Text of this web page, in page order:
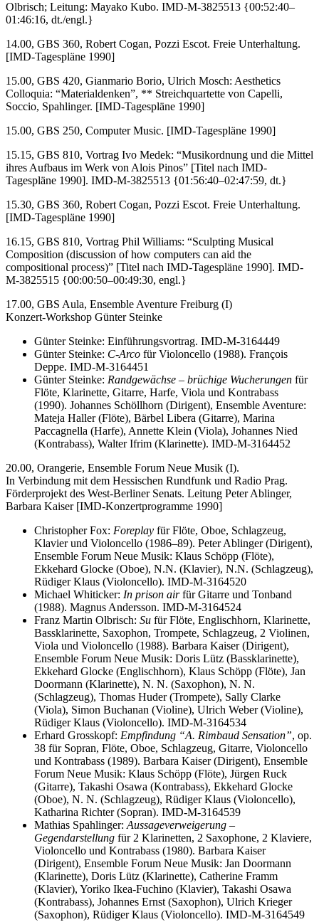
Olbrisch; Leitung: Mayako Kubo. IMD-M-3825513 {00:52:40–
01:46:16, dt./engl.}
14.00, GBS 360, Robert Cogan, Pozzi Escot. Freie Unterhaltung.
[IMD-Tagespläne 1990]
15.00, GBS 420, Gianmario Borio, Ulrich Mosch: Aesthetics
Colloquia: “Materialdenken”, ** Streichquartette von Capelli,
Soccio, Spahlinger. [IMD-Tagespläne 1990]
15.00, GBS 250, Computer Music. [IMD-Tagespläne 1990]
15.15, GBS 810, Vortrag Ivo Medek: “Musikordnung und die Mittel
ihres Aufbaus im Werk von Alois Pinos” [Titel nach IMD-
Tagespläne 1990]. IMD-M-3825513 {01:56:40–02:47:59, dt.}
15.30, GBS 360, Robert Cogan, Pozzi Escot. Freie Unterhaltung.
[IMD-Tagespläne 1990]
16.15, GBS 810, Vortrag Phil Williams: “Sculpting Musical
Composition (discussion of how computers can aid the
compositional process)” [Titel nach IMD-Tagespläne 1990]. IMD-
M-3825515 {00:00:50–00:49:30, engl.}
17.00, GBS Aula, Ensemble Aventure Freiburg (I)
Konzert-Workshop Günter Steinke
Günter Steinke: Einführungsvortrag. IMD-M-3164449
Günter Steinke: C-Arco für Violoncello (1988). François
Deppe. IMD-M-3164451
Günter Steinke: Randgewächse – brüchige Wucherungen für
Flöte, Klarinette, Gitarre, Harfe, Viola und Kontrabass
(1990). Johannes Schöllhorn (Dirigent), Ensemble Aventure:
Mateja Haller (Flöte), Bärbel Libera (Gitarre), Marina
Paccagnella (Harfe), Annette Klein (Viola), Johannes Nied
(Kontrabass), Walter Ifrim (Klarinette). IMD-M-3164452
20.00, Orangerie, Ensemble Forum Neue Musik (I).
In Verbindung mit dem Hessischen Rundfunk und Radio Prag.
Förderprojekt des West-Berliner Senats. Leitung Peter Ablinger,
Barbara Kaiser [IMD-Konzertprogramme 1990]
Christopher Fox: Foreplay für Flöte, Oboe, Schlagzeug,
Klavier und Violoncello (1986–89). Peter Ablinger (Dirigent),
Ensemble Forum Neue Musik: Klaus Schöpp (Flöte),
Ekkehard Glocke (Oboe), N.N. (Klavier), N.N. (Schlagzeug),
Rüdiger Klaus (Violoncello). IMD-M-3164520
Michael Whiticker: In prison airfür Gitarre und Tonband
(1988). Magnus Andersson. IMD-M-3164524
Franz Martin Olbrisch: Su für Flöte, Englischhorn, Klarinette,
Bassklarinette, Saxophon, Trompete, Schlagzeug, 2 Violinen,
Viola und Violoncello (1988). Barbara Kaiser (Dirigent),
Ensemble Forum Neue Musik: Doris Lütz (Bassklarinette),
Ekkehard Glocke (Englischhorn), Klaus Schöpp (Flöte), Jan
Doormann (Klarinette), N. N. (Saxophon), N. N.
(Schlagzeug), Thomas Huder (Trompete), Sally Clarke
(Viola), Simon Buchanan (Violine), Ulrich Weber (Violine),
Rüdiger Klaus (Violoncello). IMD-M-3164534
Erhard Grosskopf: Empfindung “A. Rimbaud Sensation”, op.
38 für Sopran, Flöte, Oboe, Schlagzeug, Gitarre, Violoncello
und Kontrabass (1989). Barbara Kaiser (Dirigent), Ensemble
Forum Neue Musik: Klaus Schöpp (Flöte), Jürgen Ruck
(Gitarre), Takashi Osawa (Kontrabass), Ekkehard Glocke
(Oboe), N. N. (Schlagzeug), Rüdiger Klaus (Violoncello),
Katharina Richter (Sopran). IMD-M-3164539
Mathias Spahlinger: Aussageverweigerung –
Gegendarstellung für 2 Klarinetten, 2 Saxophone, 2 Klaviere,
Violoncello und Kontrabass (1980). Barbara Kaiser
(Dirigent), Ensemble Forum Neue Musik: Jan Doormann
(Klarinette), Doris Lütz (Klarinette), Catherine Framm
(Klavier), Yoriko Ikea-Fuchino (Klavier), Takashi Osawa
(Kontrabass), Johannes Ernst (Saxophon), Ulrich Krieger
(Saxophon), Rüdiger Klaus (Violoncello). IMD-M-3164549